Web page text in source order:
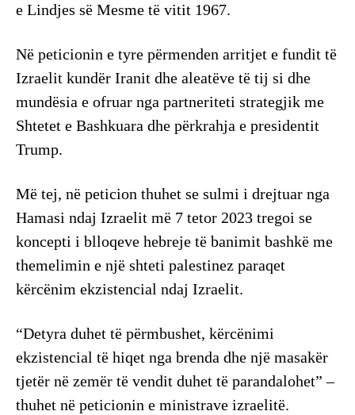
e Lindjes së Mesme të vitit 1967.
Në peticionin e tyre përmenden arritjet e fundit të
Izraelit kundër Iranit dhe aleatëve të tij si dhe
mundësia e ofruar nga partneriteti strategjik me
Shtetet e Bashkuara dhe përkrahja e presidentit
Trump.
Më tej, në peticion thuhet se sulmi i drejtuar nga
Hamasi ndaj Izraelit më 7 tetor 2023 tregoi se
koncepti i blloqeve hebreje të banimit bashkë me
themelimin e një shteti palestinez paraqet
kërcënim ekzistencial ndaj Izraelit.
“Detyra duhet të përmbushet, kërcënimi
ekzistencial të hiqet nga brenda dhe një masakër
tjetër në zemër të vendit duhet të parandalohet” –
thuhet në peticionin e ministrave izraelitë.